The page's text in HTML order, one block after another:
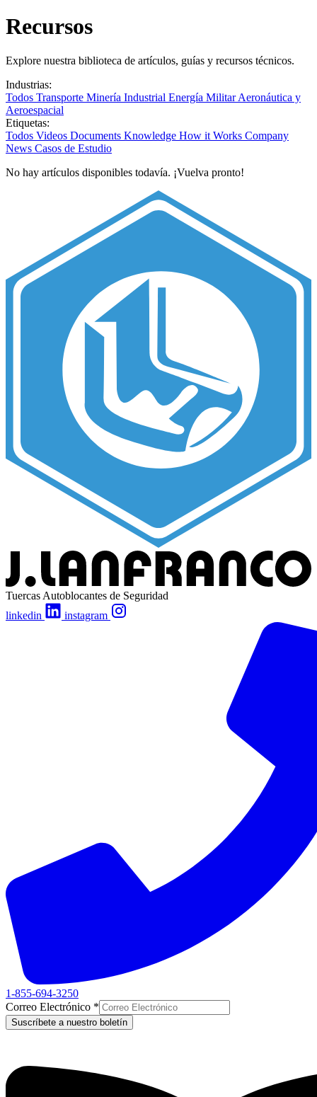
Recursos
Explore nuestra biblioteca de artículos, guías y recursos técnicos.
Industrias:
Todos Transporte Minería Industrial Energía MilitarAeronáutica y
Aeroespacial
Etiquetas:
Todos Videos Documents Knowledge How it Works Company
News Casos de Estudio
No hay artículos disponibles todavía. ¡Vuelva pronto!
Tuercas Autoblocantes de Seguridad
linkedin
instagram
1-855-694-3250
Correo Electrónico *
Suscríbete a nuestro boletín